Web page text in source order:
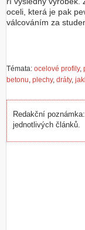
oceli, která je pak
válcováním za
Témata: ocelové profily,
betonu, plechy, dráty, jakl
Redakční
jednotlivých článků.